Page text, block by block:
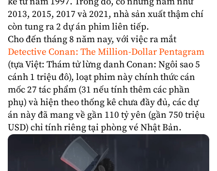
2013, 2015, 2017 và 2021, nhà sản xuất thậm chí
còn tung ra 2 dự án phim liên tiếp.
Cho đến tháng 8 năm nay, với việc ra mắt
Detective Conan: The Million-Dollar Pentagram
(tựa Việt: Thám tử lừng danh Conan: Ngôi sao 5
cánh 1 triệu đô), loạt phim này chính thức cán
mốc 27 tác phẩm (31 nếu tính thêm các phần
phụ) và hiện theo thống kê chưa đầy đủ, các dự
án này đã mang về gần 110 tỷ yên (gần 750 triệu
USD) chỉ tính riêng tại phòng vé Nhật Bản.